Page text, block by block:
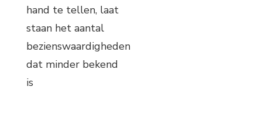
hand te tellen, laat
staan het aantal
bezienswaardigheden
dat minder bekend
is